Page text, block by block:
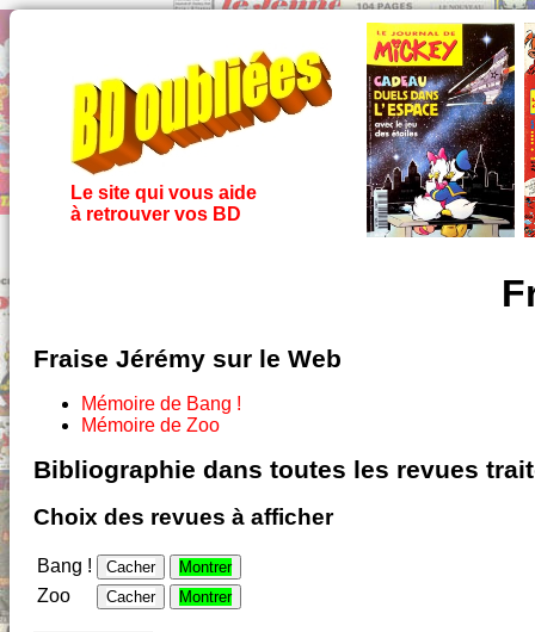
Le site qui vous aide
à retrouver vos BD
Fraise Jérémy sur le Web
Mémoire de Bang !
Mémoire de Zoo
Bibliographie dans toutes les revues
Choix des revues à afficher
Bang ! Cacher Montrer
Zoo Cacher Montrer